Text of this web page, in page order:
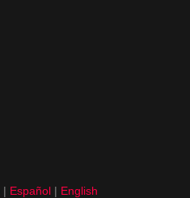
Español English